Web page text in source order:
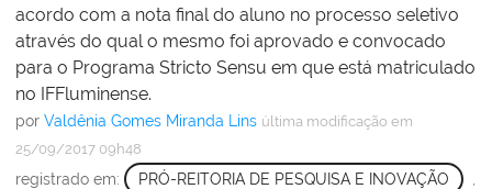
acordo com a nota final do aluno no processo seletivo
através do qual o mesmo foi aprovado e convocado
para o Programa Stricto Sensu em que está matriculado
no IFFluminense.
por Valdênia Gomes Miranda Lins última modificação em
25/09/2017 09h48
registrado em: PRÓ-REITORIA DE PESQUISA E INOVAÇÃO